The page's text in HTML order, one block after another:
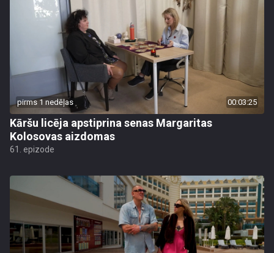
pirms 1 nedēļas 00:03:25
Kāršu licēja apstiprina senas Margaritas
Kolosovas aizdomas
61. epizode